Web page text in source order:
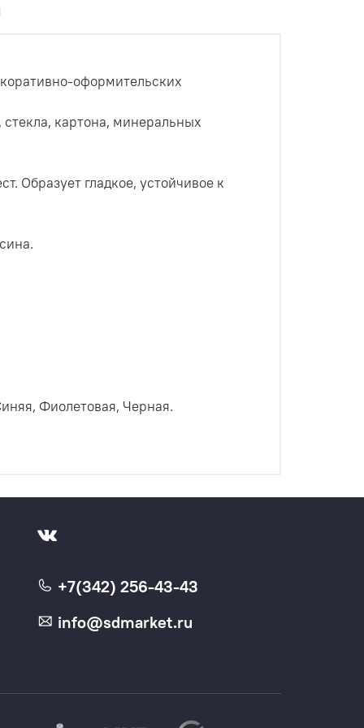
оформительских
картона, минеральных
Образует гладкое, устойчивое к
Фиолетовая, Черная.
+7(342) 256-43-43
info@sdmarket.ru